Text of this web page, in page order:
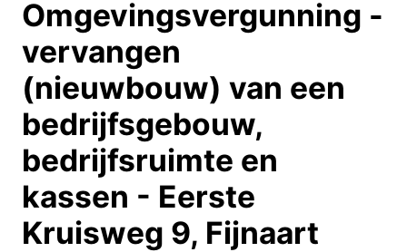
Omgevingsvergunning -
vervangen
(nieuwbouw) van een
bedrijfsgebouw,
bedrijfsruimte en
kassen - Eerste
Kruisweg 9, Fijnaart